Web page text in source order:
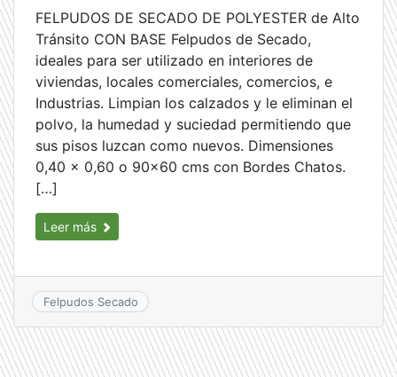
FELPUDOS DE SECADO DE POLYESTER de Alto
Tránsito CON BASE Felpudos de Secado,
ideales para ser utilizado en interiores de
viviendas, locales comerciales, comercios, e
Industrias. Limpian los calzados y le eliminan el
polvo, la humedad y suciedad permitiendo que
sus pisos luzcan como nuevos. Dimensiones
0,40 x 0,60 o 90×60 cms con Bordes Chatos.
[…]
Leer más
Felpudos Secado